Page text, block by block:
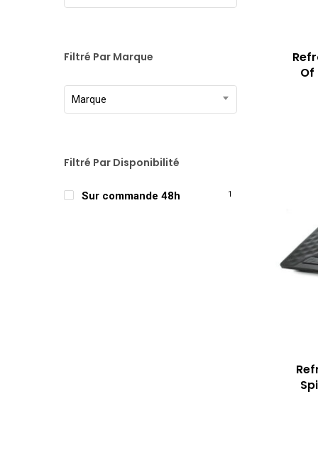
Filtré Par Marque
Marque
Filtré Par Disponibilité
Sur commande 48h 1
Of